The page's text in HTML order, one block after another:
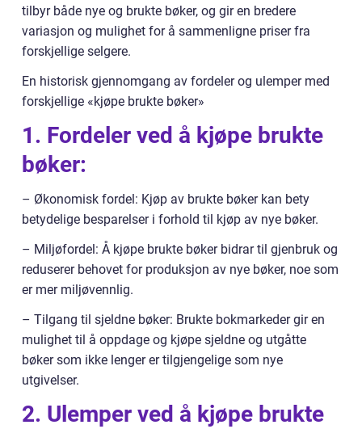
tilbyr både nye og brukte bøker, og gir en bredere
variasjon og mulighet for å sammenligne priser fra
forskjellige selgere.
En historisk gjennomgang av fordeler og ulemper med
forskjellige «kjøpe brukte bøker»
1. Fordeler ved å kjøpe brukte
bøker:
– Økonomisk fordel: Kjøp av brukte bøker kan bety
betydelige besparelser i forhold til kjøp av nye bøker.
– Miljøfordel: Å kjøpe brukte bøker bidrar til gjenbruk og
reduserer behovet for produksjon av nye bøker, noe som
er mer miljøvennlig.
– Tilgang til sjeldne bøker: Brukte bokmarkeder gir en
mulighet til å oppdage og kjøpe sjeldne og utgåtte
bøker som ikke lenger er tilgjengelige som nye
utgivelser.
2. Ulemper ved å kjøpe brukte